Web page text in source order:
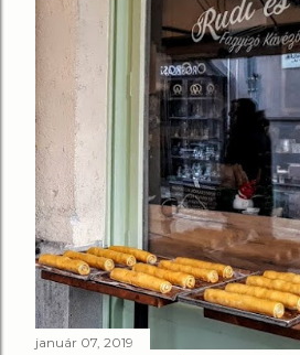
január 07, 2019